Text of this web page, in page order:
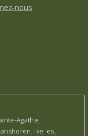
nous
Agathe,
Ixelles,